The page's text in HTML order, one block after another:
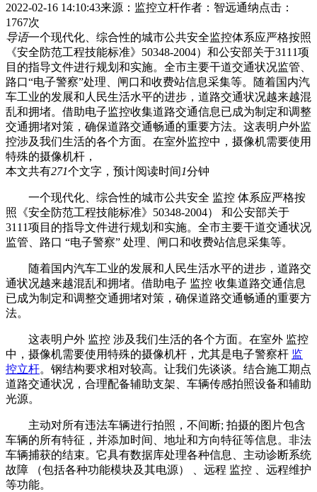
2022-02-16 14:10:43来源：监控立杆作者：智远通纳点击：
1767次
导语一个现代化、综合性的城市公共安全监控体系应严格按照
《安全防范工程技能标准》50348-2004）和公安部关于3111项
目的指导文件进行规划和实施。全市主要干道交通状况监管、
路口“电子警察”处理、闸口和收费站信息采集等。随着国内汽
车工业的发展和人民生活水平的进步，道路交通状况越来越混
乱和拥堵。借助电子监控收集道路交通信息已成为制定和调整
交通拥堵对策，确保道路交通畅通的重要方法。这表明户外监
控涉及我们生活的各个方面。在室外监控中，摄像机需要使用
特殊的摄像机杆，
本文共有271个文字，预计阅读时间 1分钟
一个现代化、综合性的城市公共安全 监控 体系应严格按
照《安全防范工程技能标准》50348-2004） 和公安部关于
3111项目的指导文件进行规划和实施。全市主要干道交通状况
监管、路口 “电子警察” 处理、闸口和收费站信息采集等。
随着国内汽车工业的发展和人民生活水平的进步，道路交
通状况越来越混乱和拥堵。借助电子 监控 收集道路交通信息
已成为制定和调整交通拥堵对策，确保道路交通畅通的重要方
法。
这表明户外 监控 涉及我们生活的各个方面。在室外 监控
中，摄像机需要使用特殊的摄像机杆，尤其是电子警察杆 监
控立杆。钢结构要求相对较高。让我们先谈谈。结合施工期点
道路交通状况，合理配备辅助支架、车辆传感拍照设备和辅助
光源。
主动对所有违法车辆进行拍照，不间断; 拍摄的图片包含
车辆的所有特征，并添加时间、地址和方向特征等信息。非法
车辆捕获的结束。它具有数据库处理各种信息、主动诊断系统
故障 （包括各种功能模块及其电源） 、远程 监控 、远程维护
等功能。